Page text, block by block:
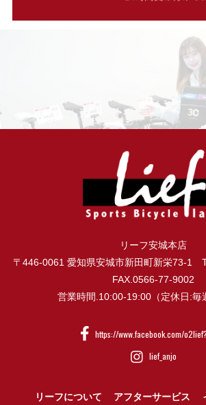
リーフ安城本店
〒446-0061 愛知県安城市新田町新栄73-1
FAX.0566-77-9002
営業時間.10:00-19:00（定休日:毎
https://www.facebook.com/
lief_anjo
リーフについて アフターサービス